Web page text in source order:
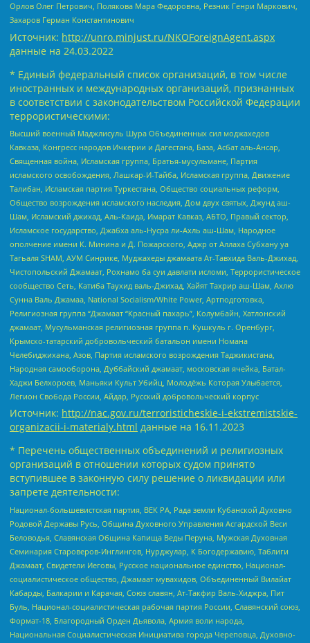
Орлов Олег Петрович, Полякова Мара Федоровна, Резник Генри Маркович,
Захаров Герман Константинович
Источник: http://unro.minjust.ru/NKOForeignAgent.aspx
данные на 24.03.2022
* Единый федеральный список организаций, в том числе
иностранных и международных организаций, признанных
в соответствии с законодательством Российской Федерации
террористическими:
Высший военный Маджлисуль Шура Объединенных сил моджахедов
Кавказа, Конгресс народов Ичкерии и Дагестана, База, Асбат аль-Ансар,
Священная война, Исламская группа, Братья-мусульмане, Партия
исламского освобождения, Лашкар-И-Тайба, Исламская группа, Движение
Талибан, Исламская партия Туркестана, Общество социальных реформ,
Общество возрождения исламского наследия, Дом двух святых, Джунд аш-
Шам, Исламский джихад, Аль-Каида, Имарат Кавказ, АБТО, Правый сектор,
Исламское государство, Джабха аль-Нусра ли-Ахль аш-Шам, Народное
ополчение имени К. Минина и Д. Пожарского, Аджр от Аллаха Субхану уа
Тагьаля SHAM, АУМ Синрике, Муджахеды джамаата Ат-Тавхида Валь-Джихад,
Чистопольский Джамаат, Рохнамо ба суи давлати исломи, Террористическое
сообщество Сеть, Катиба Таухид валь-Джихад, Хайят Тахрир аш-Шам, Ахлю
Сунна Валь Джамаа, National Socialism/White Power, Артподготовка,
Религиозная группа “Джамаат “Красный пахарь”, Колумбайн, Хатлонский
джамаат, Мусульманская религиозная группа п. Кушкуль г. Оренбург,
Крымско-татарский добровольческий батальон имени Номана
Челебиджихана, Азов, Партия исламского возрождения Таджикистана,
Народная самооборона, Дуббайский джамаат, московская ячейка, Батал-
Хаджи Белхороев, Маньяки Культ Убийц, Молодёжь Которая Улыбается,
Легион Свобода России, Айдар, Русский добровольческий корпус
Источник: http://nac.gov.ru/terroristicheskie-i-ekstremistskie-
organizacii-i-materialy.html данные на 16.11.2023
* Перечень общественных объединений и религиозных
организаций в отношении которых судом принято
вступившее в законную силу решение о ликвидации или
запрете деятельности:
Национал-большевистская партия, ВЕК РА, Рада земли Кубанской Духовно
Родовой Державы Русь, Община Духовного Управления Асгардской Веси
Беловодья, Славянская Община Капища Веды Перуна, Мужская Духовная
Семинария Староверов-Инглингов, Нурджулар, К Богодержавию, Таблиги
Джамаат, Свидетели Иеговы, Русское национальное единство, Национал-
социалистическое общество, Джамаат мувахидов, Объединенный Вилайат
Кабарды, Балкарии и Карачая, Союз славян, Ат-Такфир Валь-Хиджра, Пит
Буль, Национал-социалистическая рабочая партия России, Славянский союз,
Формат-18, Благородный Орден Дьявола, Армия воли народа,
Национальная Социалистическая Инициатива города Череповца, Духовно-